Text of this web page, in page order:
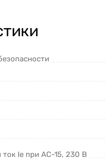
Ie при AC-15, 230 В